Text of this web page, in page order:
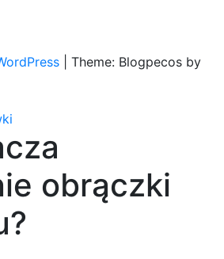
Theme: Blogpecos by
obrączki